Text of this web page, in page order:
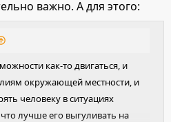
важно. А для этого:
как-то двигаться, и
окружающей местности, и
человеку в ситуациях
лучше его выгуливать на